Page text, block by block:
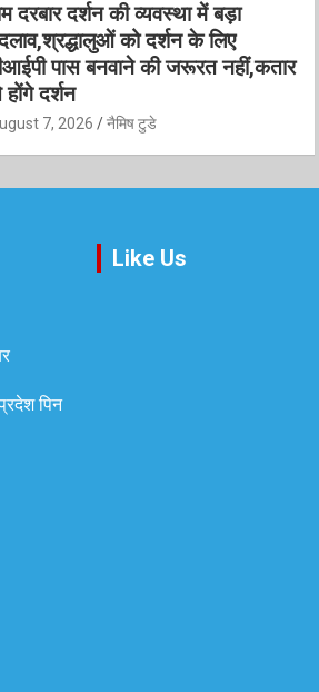
दरबार दर्शन की व्यवस्था में बड़ा
को दर्शन के लिए
पास बनवाने की जरूरत नहीं,कतार
दर्शन
7, 2026 नैमिष टुडे
पिन
Like Us